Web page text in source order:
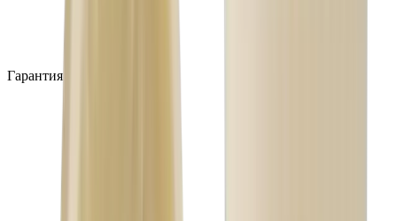
Гарантия производителя